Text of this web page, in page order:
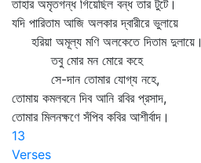
তাহার অমৃতগন্ধ গিয়েছিল বন্ধ তার টুটে।
যদি পারিতাম আজি অলকার দ্বারীরে ভুলায়ে
হরিয়া অমূল্য মণি অলকেতে দিতাম দুলায়ে।
তবু মোর মন মোরে কহে
সে-দান তোমার যোগ্য নহে,
তোমায় কমলবনে দিব আনি রবির প্রসাদ,
তোমার মিলনক্ষণে সঁপিব কবির আশীর্বাদ।
13
Verses